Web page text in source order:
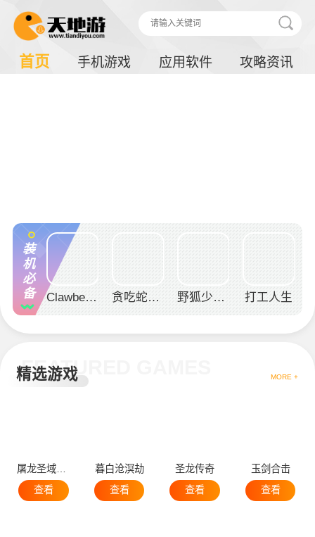
首页 手机游戏 应用软件 攻略资讯
装
机
必
备
Clawbert爪男孩 贪吃蛇幸存者手游最新版 野狐少儿围棋手机版 打工人生
精选游戏
FEATURED GAMES MORE +
屠龙圣域问道福利版
查看
暮白沧溟劫
查看
圣龙传奇
查看
玉剑合击
查看